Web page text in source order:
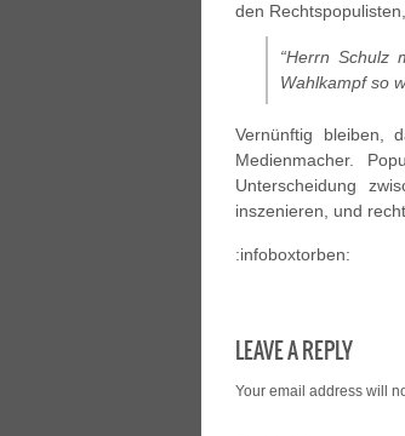
den
“Herrn Schulz
Wahlkampf so
Vernünftig bleiben,
Medienmacher.
Unterscheidung
inszenieren, und
:infoboxtorben:
LEAVE A REPLY
Your email address will